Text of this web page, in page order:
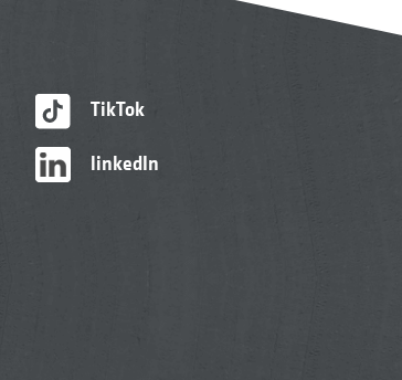
TikTok
linkedIn